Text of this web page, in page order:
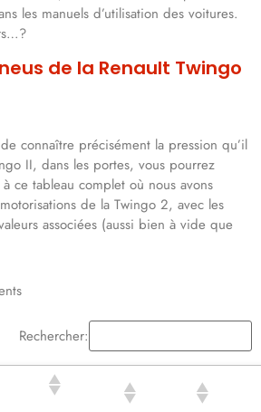
les manuels d’utilisation des voitures.
de la Renault Twingo
connaître précisément la pression qu’il
II, dans les portes, vous pourrez
ce tableau complet où nous avons
de la Twingo 2, avec les
associées (aussi bien à vide que
Rechercher:
DES PNEUS
DES